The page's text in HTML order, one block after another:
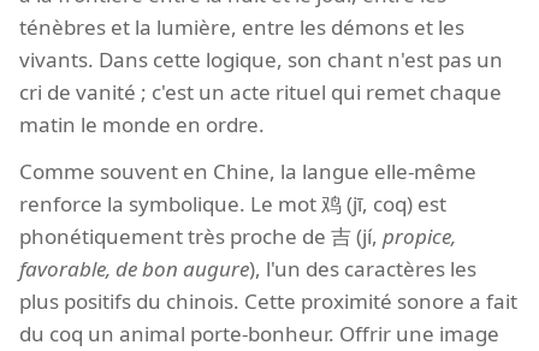
ténèbres et la lumière, entre les démons et les
vivants. Dans cette logique, son chant n'est pas un
cri de vanité ; c'est un acte rituel qui remet chaque
matin le monde en ordre.
Comme souvent en Chine, la langue elle-même
renforce la symbolique. Le mot 鸡 (jī, coq) est
phonétiquement très proche de 吉 (jí, propice,
favorable, de bon augure), l'un des caractères les
plus positifs du chinois. Cette proximité sonore a fait
du coq un animal porte-bonheur. Offrir une image